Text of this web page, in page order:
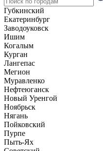
Губкинский
Екатеринбург
Заводоуковск
Ишим
Когалым
Курган
Лангепас
Мегион
Муравленко
Нефтеюганск
Новый Уренгой
Ноябрьск
Нягань
Пойковский
Пурпе
Пыть-Ях